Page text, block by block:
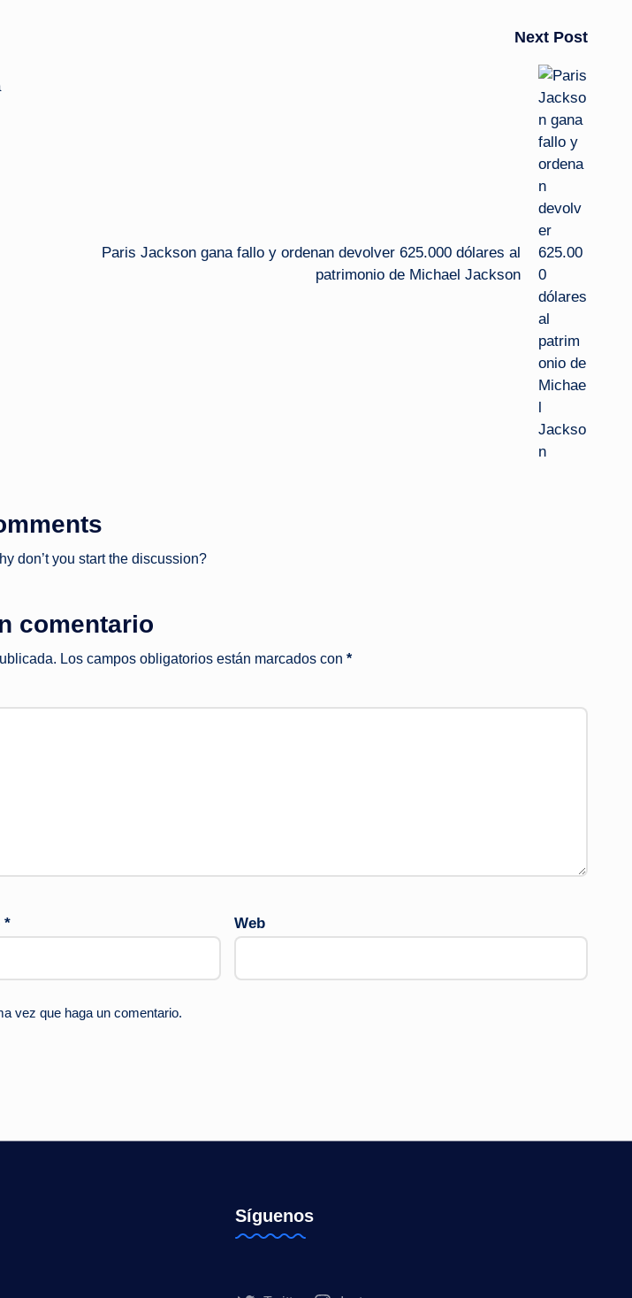
Next Post
Paris Jackson gana fallo y ordenan devolver 625.000 dólares al
patrimonio de Michael Jackson
don’t you start the discussion?
comentario
Los campos obligatorios están marcados con *
* Web
vez que haga un comentario.
Síguenos